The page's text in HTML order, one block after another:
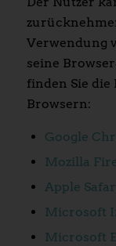
Verwendung
seine
finden Sie die
Browsern:
Google
Mozilla
Apple
Microsoft
Microsoft